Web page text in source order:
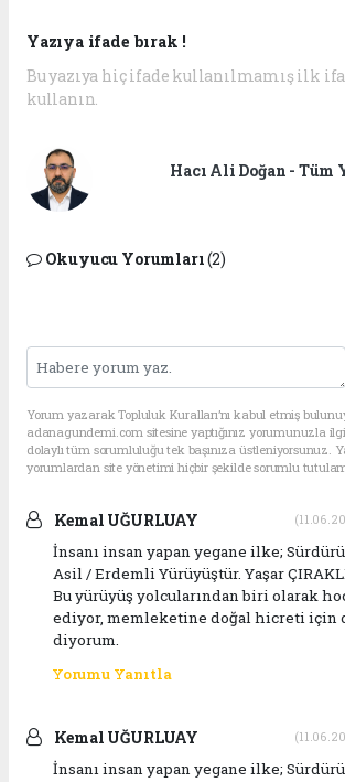
Yazıya ifade bırak !
Bu yazıya hiç ifade kullanılmamış ilk
kullanın.
Hacı Ali Doğan - Tüm
Okuyucu Yorumları(2)
Yorum yazarak Topluluk Kuralları’nı kabul etmiş
adanagundemi.com sitesine yaptığınız yorumunuzla
dolaylı tüm sorumluluğu tek başınıza üstleniyorsunuz.
yorumlardan site yönetimi hiçbir şekilde sorumlu
Kemal UĞURLUAY
İnsanı insan yapan yegane ilke;
Asil / Erdemli Yürüyüştür. Yaşar
Bu yürüyüş yolcularından biri olarak
ediyor, memleketine doğal hicreti için
diyorum.
Yorumu Yanıtla
Kemal UĞURLUAY
İnsanı insan yapan yegane ilke;